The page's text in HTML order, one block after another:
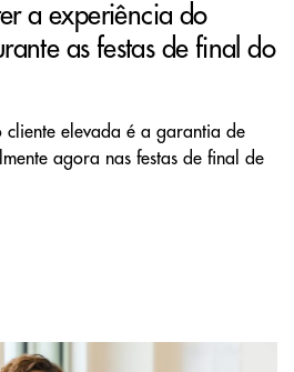
a experiência do
as festas de final do
elevada é a garantia de
agora nas festas de final de